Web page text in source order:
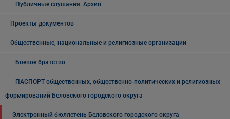
Публичные слушания. Архив
Проекты документов
Общественные, национальные и религиозные организации
Боевое братство
ПАСПОРТ общественных, общественно-политических и религиозных
формирований Беловского городского округа
Электронный бюллетень Беловского городского округа